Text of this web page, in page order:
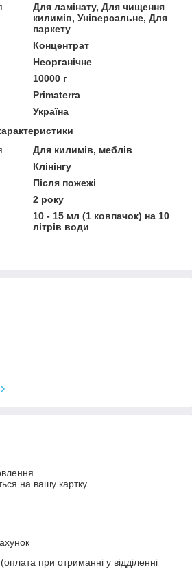
Для ламінату, Для чищення
килимів, Універсальне, Для
паркету
Концентрат
Неорганічне
10000 г
Primaterra
Україна
Для килимів, меблів
Клінінгу
Після пожежі
2 року
10 - 15 мл (1 ковпачок) на 10
літрів води
на вашу картку
при отриманні у відділенні